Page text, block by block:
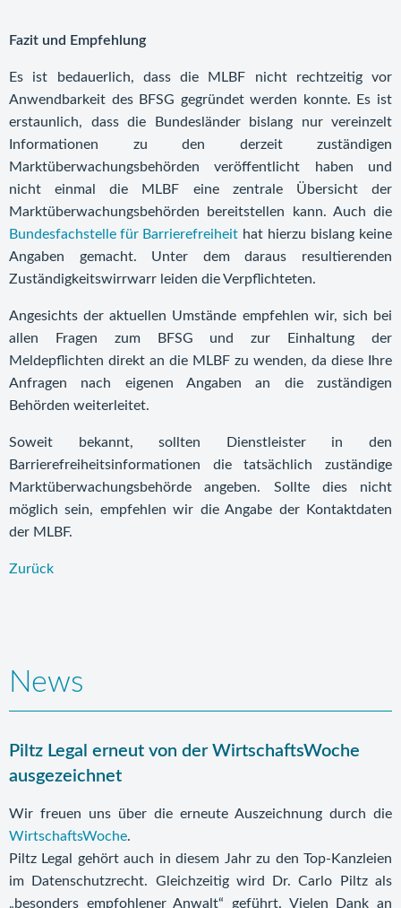
Fazit und Empfehlung
Es ist bedauerlich, dass die MLBF nicht rechtzeitig vor
Anwendbarkeit des BFSG gegründet werden konnte. Es ist
erstaunlich, dass die Bundesländer bislang nur vereinzelt
Informationen zu den derzeit zuständigen
Marktüberwachungsbehörden veröffentlicht haben und
nicht einmal die MLBF eine zentrale Übersicht der
Marktüberwachungsbehörden bereitstellen kann. Auch die
Bundesfachstelle für Barrierefreiheit hat hierzu bislang keine
Angaben gemacht. Unter dem daraus resultierenden
Zuständigkeitswirrwarr leiden die Verpflichteten.
Angesichts der aktuellen Umstände empfehlen wir, sich bei
allen Fragen zum BFSG und zur Einhaltung der
Meldepflichten direkt an die MLBF zu wenden, da diese Ihre
Anfragen nach eigenen Angaben an die zuständigen
Behörden weiterleitet.
Soweit bekannt, sollten Dienstleister in den
Barrierefreiheitsinformationen die tatsächlich zuständige
Marktüberwachungsbehörde angeben. Sollte dies nicht
möglich sein, empfehlen wir die Angabe der Kontaktdaten
der MLBF.
Zurück
News
Piltz Legal erneut von der WirtschaftsWoche
ausgezeichnet
Wir freuen uns über die erneute Auszeichnung durch die
WirtschaftsWoche.
Piltz Legal gehört auch in diesem Jahr zu den Top-Kanzleien
im Datenschutzrecht. Gleichzeitig wird Dr. Carlo Piltz als
„besonders empfohlener Anwalt“ geführt. Vielen Dank an